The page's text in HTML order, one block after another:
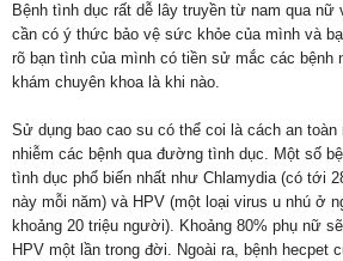
Bệnh tình dục rất dễ lây truyền từ nam qua
cần có ý thức bảo vệ sức khỏe của mình và
rõ bạn tình của mình có tiền sử mắc các bệnh
khám chuyên khoa là khi nào.
Sử dụng bao cao su có thể coi là cách an toàn
nhiễm các bệnh qua đường tình dục. Một số
tình dục phổ biến nhất như Chlamydia (có tới
này mỗi năm) và HPV (một loại virus u nhú ở
khoảng 20 triệu người). Khoảng 80% phụ nữ
HPV một lần trong đời. Ngoài ra, bệnh hecpet